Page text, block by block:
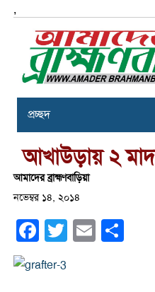
,
প্রচ্ছদ
আখাউড়ায় ২
আমাদের ব্রাহ্মণবাড়িয়া
নভেম্বর ১৪, ২০১৪
Facebook
Twitter Email